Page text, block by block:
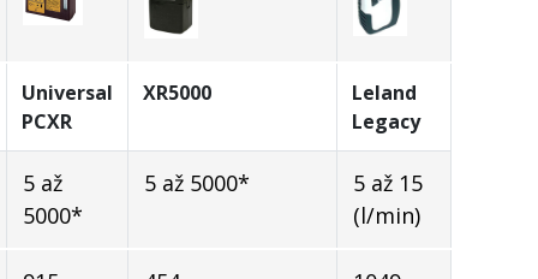
Universal
PCXR
XR5000
Leland
Legacy
5 až
5000*
5 až 5000*
5 až 15
(l/min)